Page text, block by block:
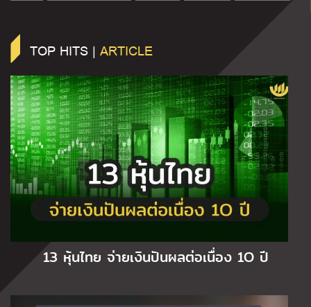
TOP HITS | ARTICLE
13 หุ้นไทย จ่ายเงินปันผลต่อเนื่อง 1O ปี